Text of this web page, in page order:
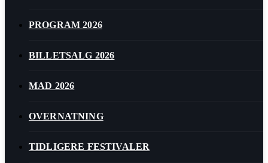
PROGRAM 2026
BILLETSALG 2026
MAD 2026
OVERNATNING
TIDLIGERE FESTIVALER